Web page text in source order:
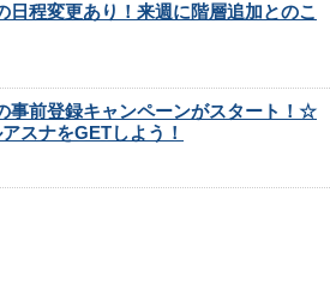
日程変更あり！来週に階層追加とのこ
事前登録キャンペーンがスタート！☆
スナをGETしよう！